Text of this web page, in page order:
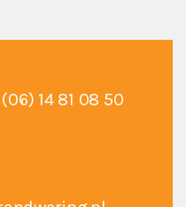
(06) 14 81 08 50